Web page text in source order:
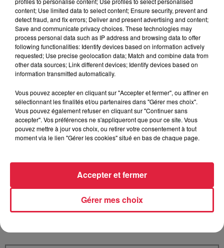
Votre nom *
Votre e-mail*
Votre n° de téléphone
content; Use limited data to select content; Ensure security, prevent and
detect fraud, and fix errors; Deliver and present advertising and content;
Save and communicate privacy choices. These technologies may
process personal data such as IP address and browsing data to offer
following functionalities: Identify devices based on information actively
requested; Use precise geolocation data; Match and combine data from
other data sources; Link different devices; Identify devices based on
information transmitted automatically.
Vous pouvez accepter en cliquant sur "Accepter et fermer", ou affiner en
sélectionnant les finalités et/ou partenaires dans "Gérer mes choix".
Vous pouvez également refuser en cliquant sur "Continuer sans
accepter". Vos préférences ne s'appliqueront que pour ce site. Vous
pouvez mettre à jour vos choix, ou retirer votre consentement à tout
moment via le lien "Gérer les cookies" situé en bas de chaque page.
Gérer mes choix
Accepter et fermer